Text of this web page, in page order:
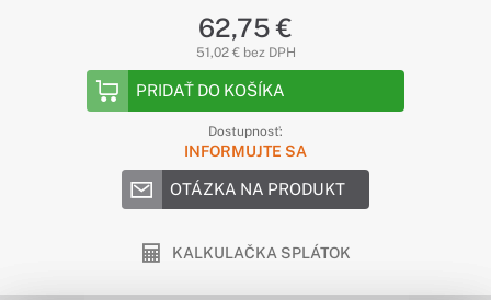
62,75 €
51,02 € bez DPH
PRIDAŤ DO KOŠÍKA
Dostupnosť:
INFORMUJTE SA
OTÁZKA NA PRODUKT
KALKULAČKA SPLÁTOK